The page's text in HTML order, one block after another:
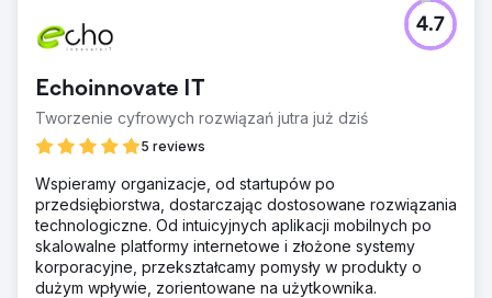
Echoinnovate IT
Tworzenie cyfrowych rozwiązań jutra już dziś
5 reviews
4.7
Wspieramy organizacje, od startupów po
przedsiębiorstwa, dostarczając dostosowane rozwiązania
technologiczne. Od intuicyjnych aplikacji mobilnych po
skalowalne platformy internetowe i złożone systemy
korporacyjne, przekształcamy pomysły w produkty o
dużym wpływie, zorientowane na użytkownika.